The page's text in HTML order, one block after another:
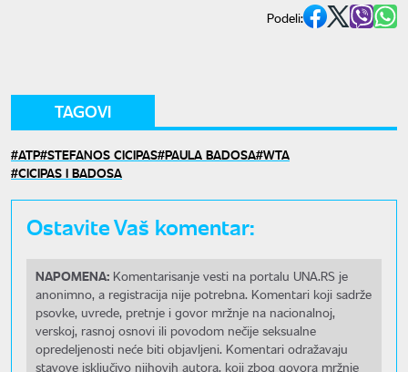
Podeli:
TAGOVI
ATP STEFANOS CICIPAS PAULA BADOSA WTA
CICIPAS I BADOSA
Ostavite Vaš komentar:
NAPOMENA: Komentarisanje vesti na portalu UNA.RS je
anonimno, a registracija nije potrebna. Komentari koji sadrže
psovke, uvrede, pretnje i govor mržnje na nacionalnoj,
verskoj, rasnoj osnovi ili povodom nečije seksualne
opredeljenosti neće biti objavljeni. Komentari odražavaju
stavove isključivo njihovih autora, koji zbog govora mržnje